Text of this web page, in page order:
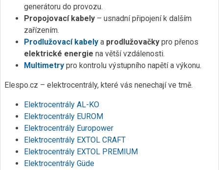
generátoru do provozu.
Propojovací kabely – usnadní připojení k dalším
zařízením.
Prodlužovací kabely a prodlužovačky pro přenos
elektrické energie na větší vzdálenosti.
Multimetry pro kontrolu výstupního napětí a výkonu.
Elespo.cz – elektrocentrály, které vás nenechají ve tmě.
Elektrocentrály AL-KO
Elektrocentrály EUROM
Elektrocentrály Europower
Elektrocentrály EXTOL CRAFT
Elektrocentrály EXTOL PREMIUM
Elektrocentrály Güde